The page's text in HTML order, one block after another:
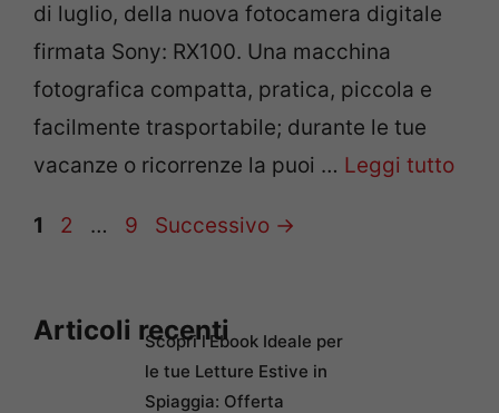
di luglio, della nuova fotocamera digitale
firmata Sony: RX100. Una macchina
fotografica compatta, pratica, piccola e
facilmente trasportabile; durante le tue
vacanze o ricorrenze la puoi … Leggi tutto
Pagina
1 Pagina
2 … Pagina
9 Successivo →
Articoli recentiScopri l’Ebook Ideale per
le tue Letture Estive in
Spiaggia: Offerta